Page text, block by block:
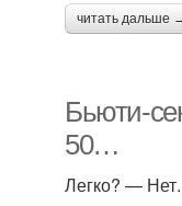
читать дальше
Бьюти-
50…
Легко? — Нет.